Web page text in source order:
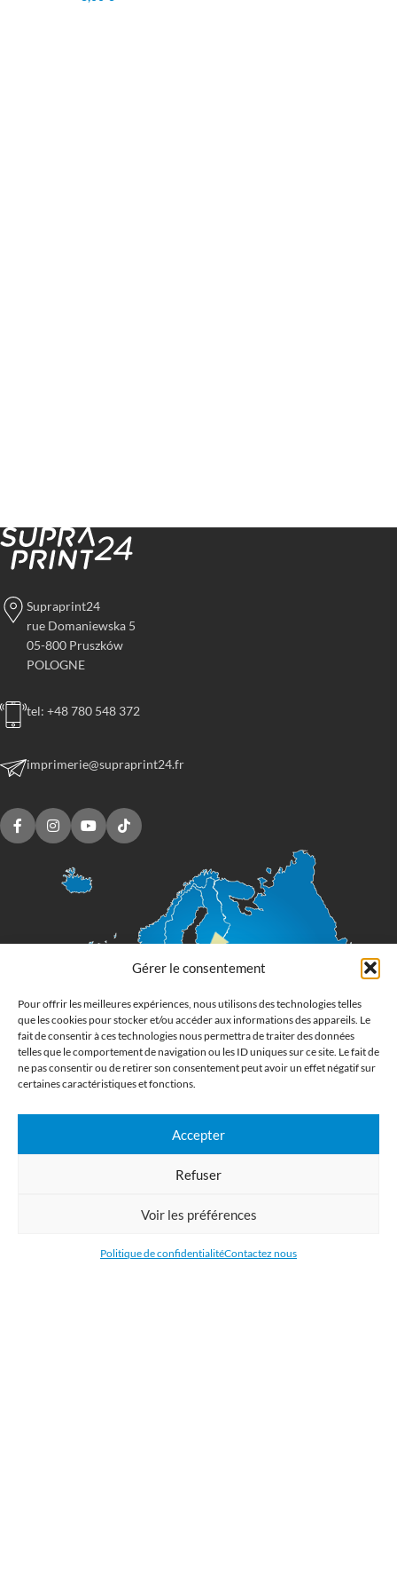
Gérer le consentement
Pour offrir les meilleures expériences, nous utilisons des technologies telles
que les cookies pour stocker et/ou accéder aux informations des appareils. Le
fait de consentir à ces technologies nous permettra de traiter des données
telles que le comportement de navigation ou les ID uniques sur ce site. Le fait de
ne pas consentir ou de retirer son consentement peut avoir un effet négatif sur
certaines caractéristiques et fonctions.
Accepter
Refuser
Voir les préférences
Politique de confidentialitéContactez nous
Supraprint24
rue Domaniewska 5
05-800 Pruszków
POLOGNE
tel: +48 780 548 372
imprimerie@supraprint24.fr
Imprimerie numérique grand format
entreprise. Nous imprimons : bâche, tissu, film adhésive, drapeau,
Belgique, aux Pays-Bas et au Luxembourg et dans la plupart des pays de